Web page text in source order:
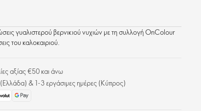
γυαλιστερού βερνικιού νυχιών με τη συλλογή OnColour
του καλοκαιριού.
αξίας €50 και άνω
& 1-3 εργάσιμες ημέρες (Κύπρος)